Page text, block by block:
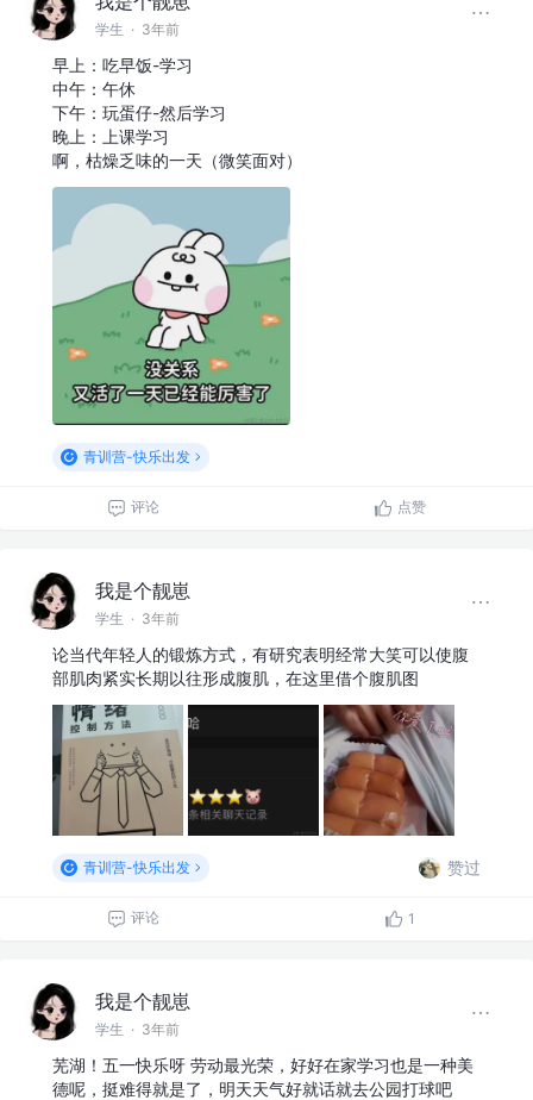
学生 · 3年前
早上：吃早饭-学习
中午：午休
下午：玩蛋仔-然后学习
晚上：上课学习
啊，枯燥乏味的一天（微笑面对）
青训营-快乐出发
评论 点赞
我是个靓崽
学生 · 3年前
论当代年轻人的锻炼方式，有研究表明经常大笑可以使腹
部肌肉紧实长期以往形成腹肌，在这里借个腹肌图
青训营-快乐出发 赞过
评论 1
我是个靓崽
学生 · 3年前
芜湖！五一快乐呀 劳动最光荣，好好在家学习也是一种美
德呢，挺难得就是了，明天天气好就话就去公园打球吧